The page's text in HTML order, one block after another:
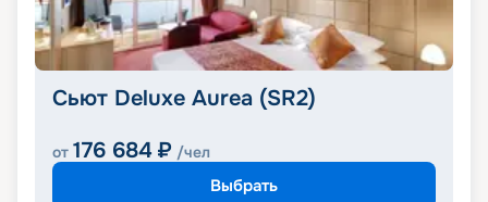
Сьют Deluxe Aurea (SR2)
от 176 684 ₽ /чел
Выбрать